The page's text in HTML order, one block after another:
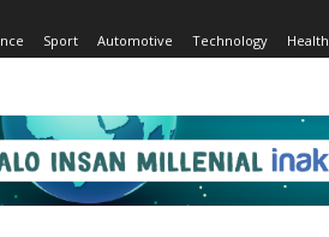
Sport Automotive Technology Health